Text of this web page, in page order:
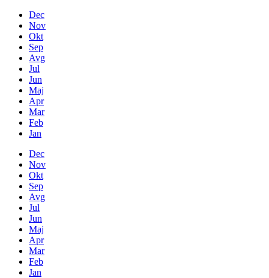
Dec
Nov
Okt
Sep
Avg
Jul
Jun
Maj
Apr
Mar
Feb
Jan
Dec
Nov
Okt
Sep
Avg
Jul
Jun
Maj
Apr
Mar
Feb
Jan